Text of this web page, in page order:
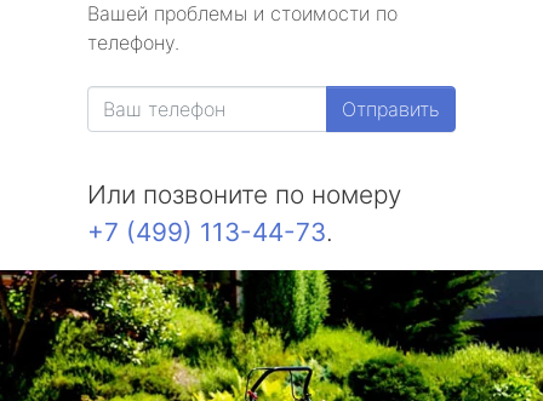
Вашей проблемы и стоимости по
телефону.
Отправить
Или позвоните по номеру
+7 (499) 113-44-73.